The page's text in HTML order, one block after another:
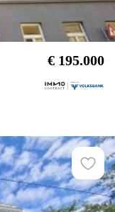
€ 195.000